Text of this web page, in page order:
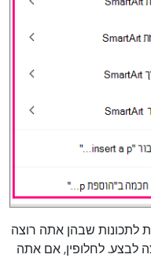
לתכונות שבהן אתה רוצה
לבצע. לחלופין, אם אתה